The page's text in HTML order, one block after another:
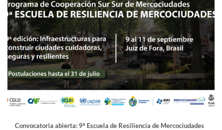
Convocatoria abierta: 9ª Escuela de Resiliencia de Mercociudades